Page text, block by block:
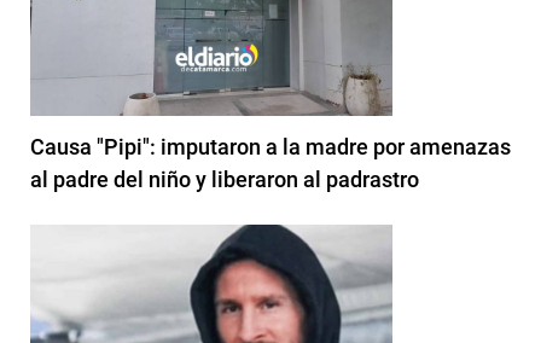
Causa "Pipi": imputaron a la madre por amenazas
al padre del niño y liberaron al padrastro